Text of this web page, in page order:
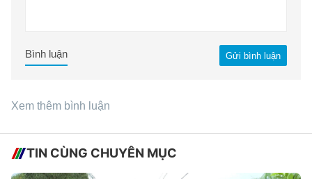
Gửi bình luận
Bình luận
Xem thêm bình luận
TIN CÙNG CHUYÊN MỤC